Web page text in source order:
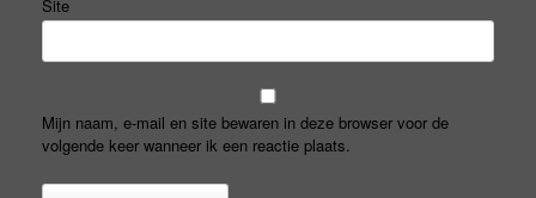
Site
Mijn naam, e-mail en site bewaren in deze browser voor de
volgende keer wanneer ik een reactie plaats.